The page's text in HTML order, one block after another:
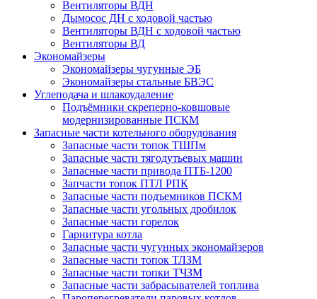
Вентиляторы ВДН
Дымосос ДН с ходовой частью
Вентиляторы ВДН с ходовой частью
Вентиляторы ВД
Экономайзеры
Экономайзеры чугунные ЭБ
Экономайзеры стальные БВЭС
Углеподача и шлакоудаление
Подъёмники скреперно-ковшовые
модернизированные ПСКМ
Запасные части котельного оборудования
Запасные части топок ТШПм
Запасные части тягодутьевых машин
Запасные части привода ПТБ-1200
Запчасти топок ПТЛ РПК
Запасные части подъемников ПСКМ
Запасные части угольных дробилок
Запасные части горелок
Гарнитура котла
Запасные части чугунных экономайзеров
Запасные части топок ТЛЗМ
Запасные части топки ТЧЗМ
Запасные части забрасывателей топлива